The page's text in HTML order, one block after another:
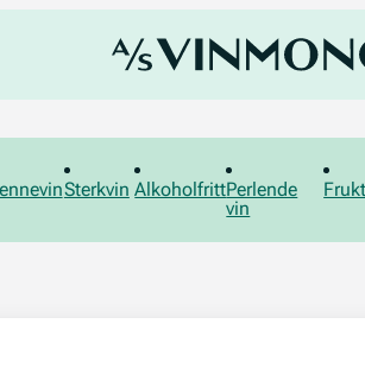
Sterkvin AlkoholfrittPerlende
vin